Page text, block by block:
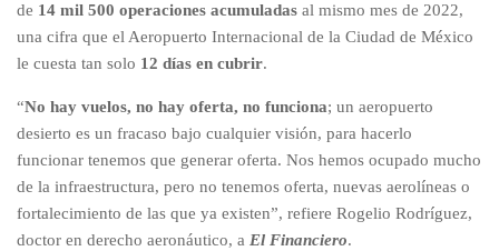
de 14 mil 500 operaciones acumuladas al mismo mes de 2022,
una cifra que el Aeropuerto Internacional de la Ciudad de México
le cuesta tan solo 12 días en cubrir.
“No hay vuelos, no hay oferta, no funciona; un aeropuerto
desierto es un fracaso bajo cualquier visión, para hacerlo
funcionar tenemos que generar oferta. Nos hemos ocupado mucho
de la infraestructura, pero no tenemos oferta, nuevas aerolíneas o
fortalecimiento de las que ya existen”, refiere Rogelio Rodríguez,
doctor en derecho aeronáutico, a El Financiero.